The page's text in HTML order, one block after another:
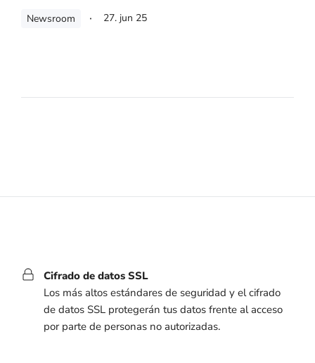
Newsroom 27. jun 25
Cifrado de datos SSL
Los más altos estándares de seguridad y el cifrado
de datos SSL protegerán tus datos frente al acceso
por parte de personas no autorizadas.